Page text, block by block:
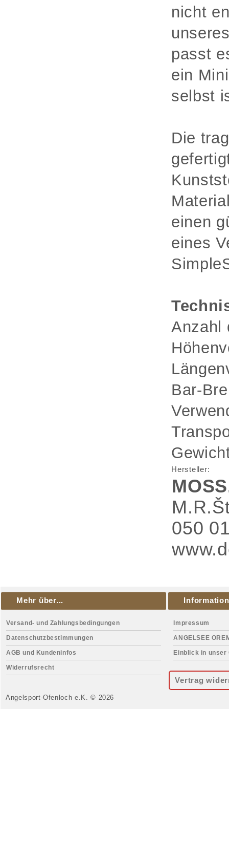
nicht
passt
ein
selbst
Die
einen
eines
Anzahl
Bar-
Hersteller:
050
Mehr über...
Versand- und Zahlungsbedingungen
Datenschutzbestimmungen
AGB und Kundeninfos
Widerrufsrecht
Impressum
ANGELSEE
Einblick in unser
Vertrag
Angelsport-Ofenloch e.K. © 2026